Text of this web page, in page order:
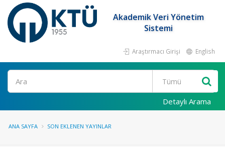
Akademik Veri Yönetim
Sistemi
Araştırmacı Girişi English
Ara
Detaylı Arama
ANA SAYFA SON EKLENEN YAYINLAR